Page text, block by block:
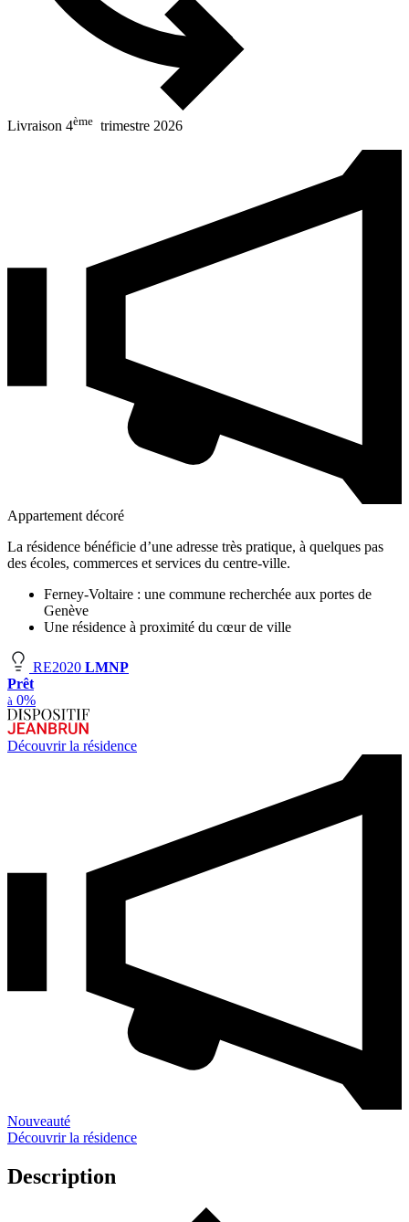
Livraison 4ème trimestre 2026
Appartement décoré
La résidence bénéficie d’une adresse très pratique, à quelques pas
des écoles, commerces et services du centre-ville.
Ferney-Voltaire : une commune recherchée aux portes de
Genève
Une résidence à proximité du cœur de ville
RE2020 LMNP
Prêt
à 0%
Découvrir la résidence
Nouveauté
Découvrir la résidence
Description